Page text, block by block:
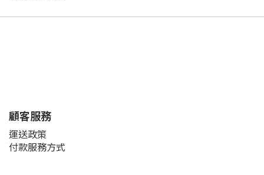
顧客服務
運送政策
付款服務方式